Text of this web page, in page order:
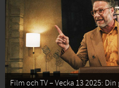
Film och TV – Vecka 13 2025: